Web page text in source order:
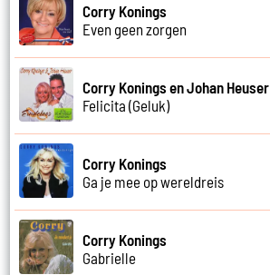
Corry Konings
Even geen zorgen
Corry Konings en Johan Heuser
Felicita (Geluk)
Corry Konings
Ga je mee op wereldreis
Corry Konings
Gabrielle